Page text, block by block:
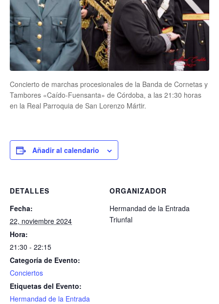
Concierto de marchas procesionales de la Banda de Cornetas y
Tambores «Caído-Fuensanta» de Córdoba, a las 21:30 horas
en la Real Parroquia de San Lorenzo Mártir.
Añadir al calendario
DETALLES
Fecha:
22, noviembre 2024
Hora:
21:30 - 22:15
Categoría de Evento:
Conciertos
Etiquetas del Evento:
Hermandad de la Entrada
ORGANIZADOR
Hermandad de la Entrada
Triunfal